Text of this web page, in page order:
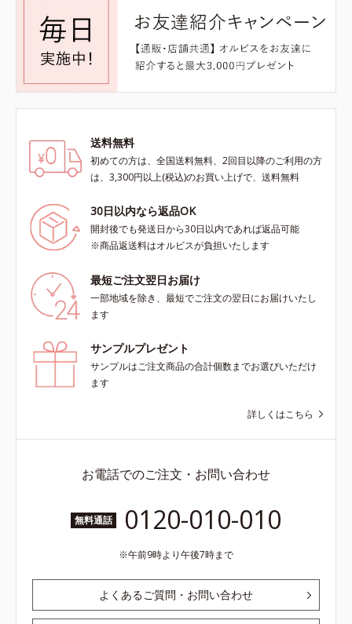
送料無料
初めての方は、全国送料無料、2回目以降のご利用の方
は、3,300円以上(税込)のお買い上げで、送料無料
30日以内なら返品OK
開封後でも発送日から30日以内であれば返品可能
※商品返送料はオルビスが負担いたします
最短ご注文翌日お届け
一部地域を除き、最短でご注文の翌日にお届けいたし
ます
サンプルプレゼント
サンプルはご注文商品の合計個数までお選びいただけ
ます
詳しくはこちら
お電話でのご注文・お問い合わせ
無料通話 0120-010-010
午前9時より午後7時まで
よくあるご質問・お問い合わせ